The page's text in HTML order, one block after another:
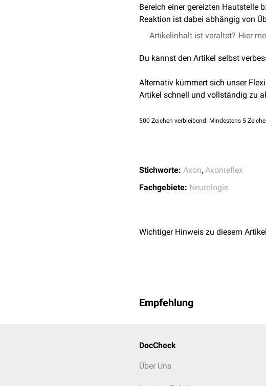
Bereich einer gereizten Hautstelle
Reaktion ist dabei abhängig von
Artikelinhalt ist veraltet? Hier
Du kannst den Artikel selbst
Alternativ kümmert sich unser
Artikel schnell und vollständig zu
500 Zeichen verbleibend. Mindestens 5
Stichworte: Axon, Axonreflex
Fachgebiete: Neurologie
Wichtiger Hinweis zu diesem Artikel
Empfehlung
DocCheck
Über Uns